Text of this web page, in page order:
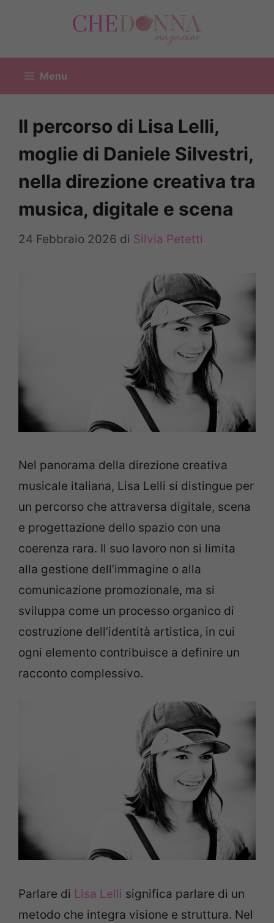
Menu
Il percorso di Lisa Lelli,
moglie di Daniele Silvestri,
nella direzione creativa tra
musica, digitale e scena
24 Febbraio 2026 di Silvia Petetti
Nel panorama della direzione creativa
musicale italiana, Lisa Lelli si distingue per
un percorso che attraversa digitale, scena
e progettazione dello spazio con una
coerenza rara. Il suo lavoro non si limita
alla gestione dell’immagine o alla
comunicazione promozionale, ma si
sviluppa come un processo organico di
costruzione dell’identità artistica, in cui
ogni elemento contribuisce a definire un
racconto complessivo.
Parlare di Lisa Lelli significa parlare di un
metodo che integra visione e struttura. Nel